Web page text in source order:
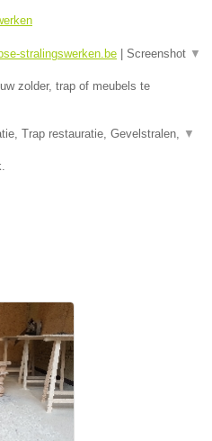
stralingswerken.be Screenshot ▼
zolder, trap of meubels te
Trap restauratie, Gevelstralen, ▼